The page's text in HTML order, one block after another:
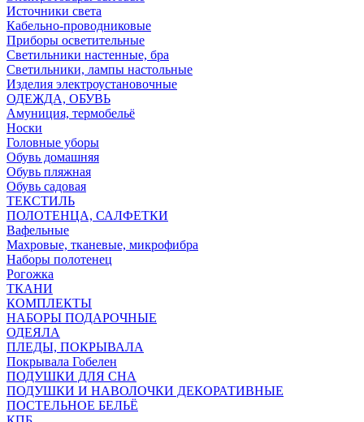
Источники света
Кабельно-проводниковые
Приборы осветительные
Светильники настенные, бра
Светильники, лампы настольные
Изделия электроустановочные
ОДЕЖДА, ОБУВЬ
Амуниция, термобельё
Носки
Головные уборы
Обувь домашняя
Обувь пляжная
Обувь садовая
ТЕКСТИЛЬ
ПОЛОТЕНЦА, САЛФЕТКИ
Вафельные
Махровые, тканевые, микрофибра
Наборы полотенец
Рогожка
ТКАНИ
КОМПЛЕКТЫ
НАБОРЫ ПОДАРОЧНЫЕ
ОДЕЯЛА
ПЛЕДЫ, ПОКРЫВАЛА
Покрывала Гобелен
ПОДУШКИ ДЛЯ СНА
ПОДУШКИ И НАВОЛОЧКИ ДЕКОРАТИВНЫЕ
ПОСТЕЛЬНОЕ БЕЛЬЁ